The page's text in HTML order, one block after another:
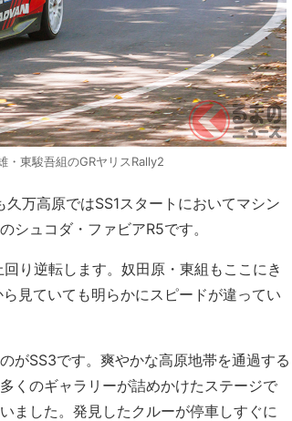
・東駿吾組のGRヤリスRally2
万高原ではSS1スタートにおいてマシン
シュコダ・ファビアR5です。
り逆転します。奴田原・東組もここにき
見ていても明らかにスピードが違ってい
がSS3です。爽やかな高原地帯を通過する
くのギャラリーが詰めかけたステージで
ました。発見したクルーが停車しすぐに